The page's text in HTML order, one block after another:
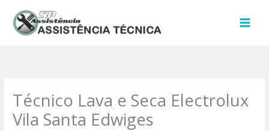
para
Técnico Lava e Seca Electrolux
Vila Santa Edwiges